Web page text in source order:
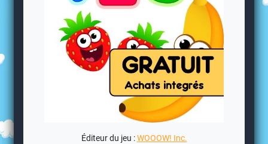
Éditeur du jeu :WOOOW! Inc.